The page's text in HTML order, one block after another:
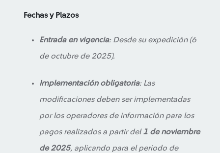
Fechas y Plazos
Entrada en vigencia: Desde su expedición (6
de octubre de 2025).
Implementación obligatoria: Las
modificaciones deben ser implementadas
por los operadores de información para los
pagos realizados a partir del1 de noviembre
de 2025, aplicando para el periodo de